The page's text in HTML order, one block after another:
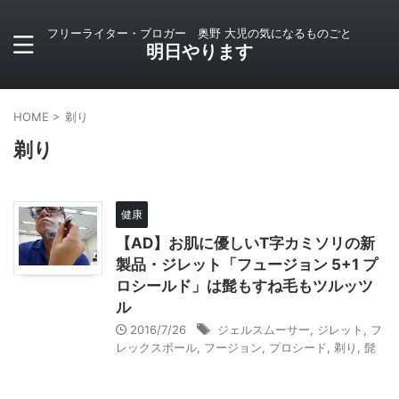
フリーライター・ブロガー 奥野 大児の気になるものごと
明日やります
HOME > 剃り
剃り
健康
【AD】お肌に優しいT字カミソリの新
製品・ジレット「フュージョン 5+1 プ
ロシールド」は髭もすね毛もツルッツ
ル
2016/7/26 ジェルスムーサー ジレット
フ
レックスボール フージョン プロシード 剃り 髭